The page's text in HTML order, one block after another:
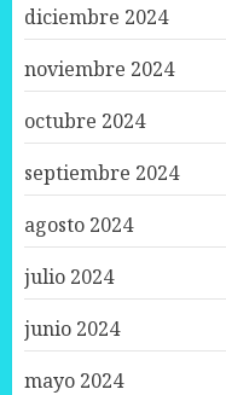
diciembre 2024
noviembre 2024
octubre 2024
septiembre 2024
agosto 2024
julio 2024
junio 2024
mayo 2024